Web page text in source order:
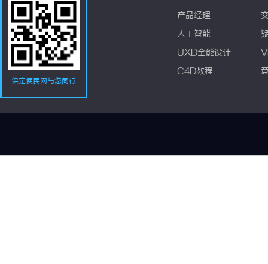
保定便民网与您同行
产品经理
人工智能
UXD全能设计
C4D教程